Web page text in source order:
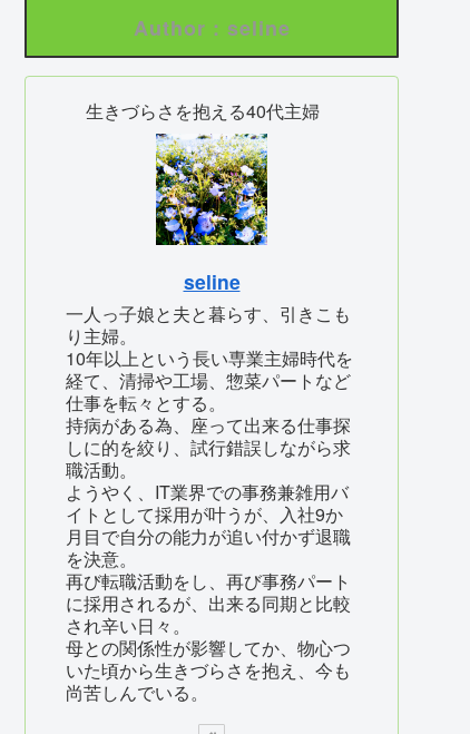
Author : seline
生きづらさを抱える40代主婦
seline
一人っ子娘と夫と暮らす、引きこも
り主婦。
10年以上という長い専業主婦時代を
経て、清掃や工場、惣菜パートなど
仕事を転々とする。
持病がある為、座って出来る仕事探
しに的を絞り、試行錯誤しながら求
職活動。
ようやく、IT業界での事務兼雑用バ
イトとして採用が叶うが、入社9か
月目で自分の能力が追い付かず退職
を決意。
再び転職活動をし、再び事務パート
に採用されるが、出来る同期と比較
され辛い日々。
母との関係性が影響してか、物心つ
いた頃から生きづらさを抱え、今も
尚苦しんでいる。